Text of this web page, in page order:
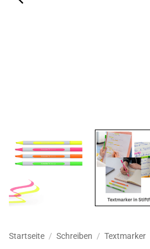
Startseite / Schreiben / Textmarker